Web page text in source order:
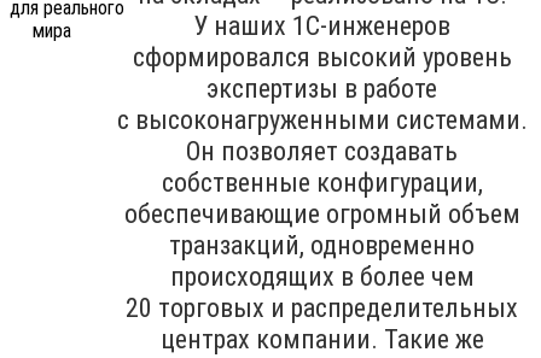
У наших 1С-инженеров
сформировался высокий уровень
экспертизы в работе
с высоконагруженными системами.
Он позволяет создавать
собственные конфигурации,
обеспечивающие огромный объем
транзакций, одновременно
происходящих в более чем
20 торговых и распределительных
центрах компании. Такие же